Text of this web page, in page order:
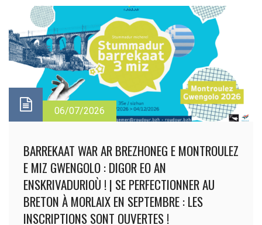
06/07/2026
BARREKAAT WAR AR BREZHONEG E MONTROULEZ
E MIZ GWENGOLO : DIGOR EO AN
ENSKRIVADURIOÙ ! | SE PERFECTIONNER AU
BRETON À MORLAIX EN SEPTEMBRE : LES
INSCRIPTIONS SONT OUVERTES !